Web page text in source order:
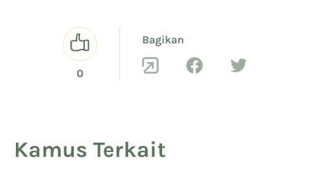
0
Bagikan
Kamus Terkait